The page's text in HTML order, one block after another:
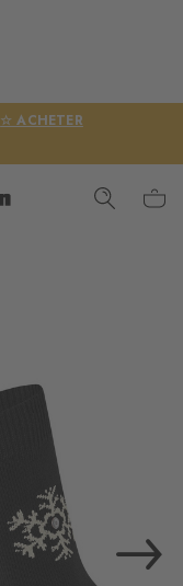
☆ ACHETER